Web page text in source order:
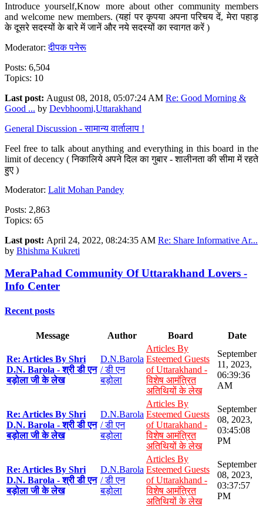
Introduce yourself,Know more about other community members
and welcome new members. (यहां पर कृपया अपना परिचय दें, मेरा पहाड़
के दूसरे सदस्यों के बारे में जानें और नये सदस्यों का स्वागत करें )
Moderator:दीपक पनेरू
Posts: 6,504
Topics: 10
Last post: August 08, 2018, 05:07:24 AM Re: Good Morning &
Good ... by Devbhoomi,Uttarakhand
General Discussion - सामान्य वार्तालाप !
Feel free to talk about anything and everything in this board in the
limit of decency ( निकालिये अपने दिल का गुबार - शालीनता की सीमा में रहते
हुए )
Moderator: Lalit Mohan Pandey
Posts: 2,863
Topics: 65
Last post: April 24, 2022, 08:24:35 AM Re: Share Informative Ar...
by Bhishma Kukreti
MeraPahad Community Of Uttarakhand Lovers -
Info Center
Recent posts
Message Author Board Date
Re: Articles By Shri
D.N. Barola - श्री डी एन
बड़ोला जी के लेख
D.N.Barola
/ डी एन
बड़ोला
Articles By
Esteemed Guests
of Uttarakhand -
विशेष आमंत्रित
अतिथियों के लेख
September
11, 2023,
06:39:36
AM
Re: Articles By Shri
D.N. Barola - श्री डी एन
बड़ोला जी के लेख
D.N.Barola
/ डी एन
बड़ोला
Articles By
Esteemed Guests
of Uttarakhand -
विशेष आमंत्रित
अतिथियों के लेख
September
08, 2023,
03:45:08
PM
Re: Articles By Shri
D.N. Barola - श्री डी एन
बड़ोला जी के लेख
D.N.Barola
/ डी एन
बड़ोला
Articles By
Esteemed Guests
of Uttarakhand -
विशेष आमंत्रित
अतिथियों के लेख
September
08, 2023,
03:37:57
PM